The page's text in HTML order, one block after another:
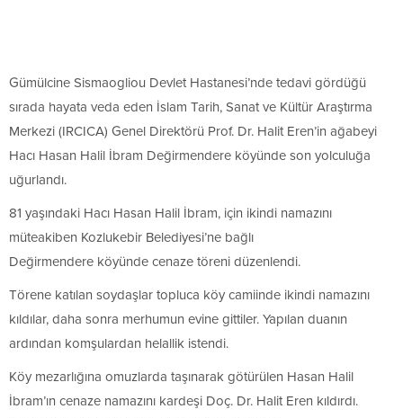
Gümülcine Sismaogliou Devlet Hastanesi’nde tedavi gördüğü
sırada hayata veda eden İslam Tarih, Sanat ve Kültür Araştırma
Merkezi (IRCICA) Genel Direktörü Prof. Dr. Halit Eren’in ağabeyi
Hacı Hasan Halil İbram Değirmendere köyünde son yolculuğa
uğurlandı.
81 yaşındaki Hacı Hasan Halil İbram, için ikindi namazını
müteakiben Kozlukebir Belediyesi’ne bağlı
Değirmendere köyünde cenaze töreni düzenlendi.
Törene katılan soydaşlar topluca köy camiinde ikindi namazını
kıldılar, daha sonra merhumun evine gittiler. Yapılan duanın
ardından komşulardan helallik istendi.
Köy mezarlığına omuzlarda taşınarak götürülen Hasan Halil
İbram’ın cenaze namazını kardeşi Doç. Dr. Halit Eren kıldırdı.